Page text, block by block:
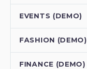
EVENTS (DEMO)
FASHION (DEMO)
FINANCE (DEMO)